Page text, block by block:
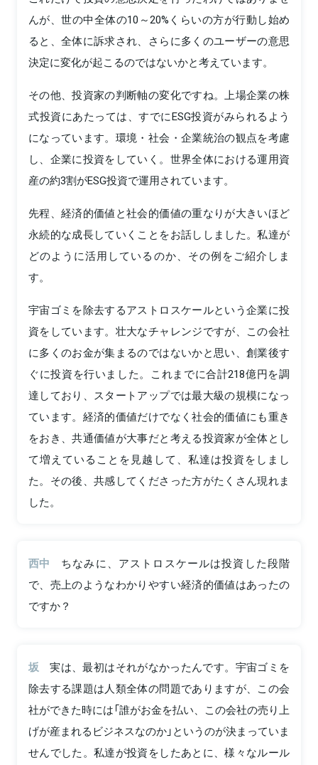
んが、世の中全体の10～20%くらいの方が行動し始め
ると、全体に訴求され、さらに多くのユーザーの意思
決定に変化が起こるのではないかと考えています。
その他、投資家の判断軸の変化ですね。上場企業の株
式投資にあたっては、すでにESG投資がみられるよう
になっています。環境・社会・企業統治の観点を考慮
し、企業に投資をしていく。世界全体における運用資
産の約3割がESG投資で運用されています。
先程、経済的価値と社会的価値の重なりが大きいほど
永続的な成長していくことをお話ししました。私達が
どのように活用しているのか、その例をご紹介しま
す。
宇宙ゴミを除去するアストロスケールという企業に投
資をしています。壮大なチャレンジですが、この会社
に多くのお金が集まるのではないかと思い、創業後す
ぐに投資を行いました。これまでに合計218億円を調
達しており、スタートアップでは最大級の規模になっ
ています。経済的価値だけでなく社会的価値にも重き
をおき、共通価値が大事だと考える投資家が全体とし
て増えていることを見越して、私達は投資をしまし
た。その後、共感してくださった方がたくさん現れま
した。
西中
ちなみに、アストロスケールは投資した段階
で、売上のようなわかりやすい経済的価値はあったの
ですか？
坂
実は、最初はそれがなかったんです。宇宙ゴミを
除去する課題は人類全体の問題でありますが、この会
社ができた時には「誰がお金を払い、この会社の売り上
げが産まれるビジネスなのか」というのが決まっていま
せんでした。私達が投資をしたあとに、様々なルール